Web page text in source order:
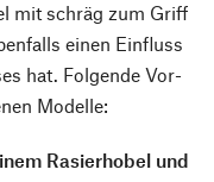
mit schräg zum Griff
einen Einfluss
hat. Folgende Vor-
Modelle:
Rasierhobel und